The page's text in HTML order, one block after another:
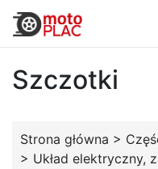
Szczotki
Strona główna >
> Układ elektryczny,